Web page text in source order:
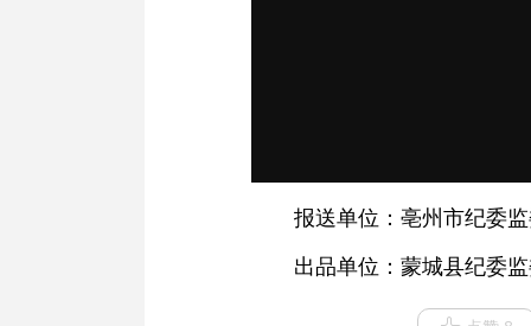
报送单位：亳州市纪委
出品单位：蒙城县纪委